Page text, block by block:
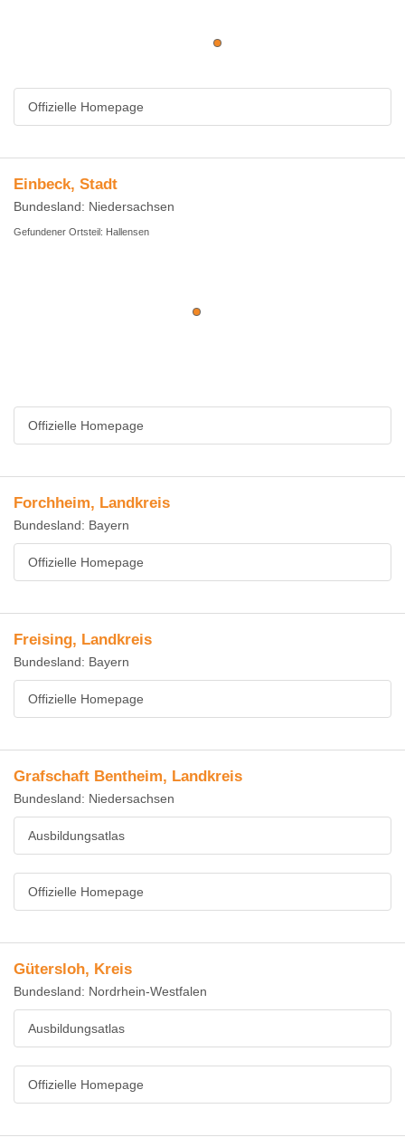
Offizielle Homepage
Einbeck, Stadt
Bundesland: Niedersachsen
Gefundener Ortsteil: Hallensen
Offizielle Homepage
Forchheim, Landkreis
Bundesland: Bayern
Offizielle Homepage
Freising, Landkreis
Bundesland: Bayern
Offizielle Homepage
Grafschaft Bentheim, Landkreis
Bundesland: Niedersachsen
Ausbildungsatlas
Offizielle Homepage
Gütersloh, Kreis
Bundesland: Nordrhein-Westfalen
Ausbildungsatlas
Offizielle Homepage